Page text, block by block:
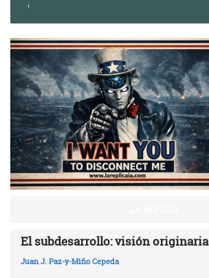
El subdesarrollo: visión originaria
Juan J. Paz-y-Miño Cepeda